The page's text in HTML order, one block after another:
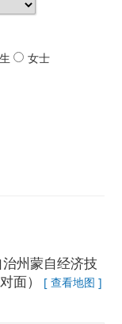
女士
州蒙自经济技
面）
[ 查看地图 ]